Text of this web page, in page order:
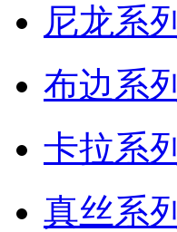
尼龙系列
布边系列
卡拉系列
真丝系列